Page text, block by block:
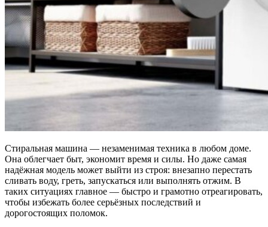
Стиральная машина — незаменимая техника в любом доме.
Она облегчает быт, экономит время и силы. Но даже самая
надёжная модель может выйти из строя: внезапно перестать
сливать воду, греть, запускаться или выполнять отжим. В
таких ситуациях главное — быстро и грамотно отреагировать,
чтобы избежать более серьёзных последствий и
дорогостоящих поломок.